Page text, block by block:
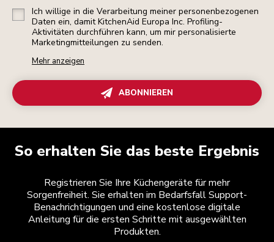
Ich willige in die Verarbeitung meiner personenbezogenen
Daten ein, damit KitchenAid Europa Inc. Profiling-
Aktivitäten durchführen kann, um mir personalisierte
Marketingmitteilungen zu senden.
Mehr anzeigen
ABONNIEREN
So erhalten Sie das beste Ergebnis
Registrieren Sie Ihre Küchengeräte für mehr
Sorgenfreiheit. Sie erhalten im Bedarfsfall Support-
Benachrichtigungen und eine kostenlose digitale
Anleitung für die ersten Schritte mit ausgewählten
Produkten.